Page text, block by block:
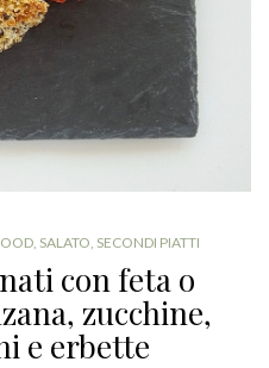
, SALATO SECONDI PIATTI
con feta o
zucchine,
e erbette